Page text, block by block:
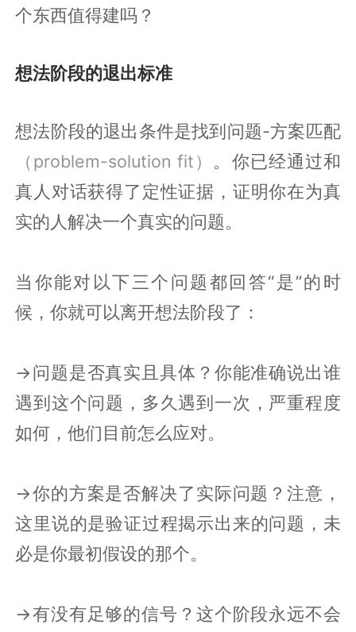
个东西值得建吗？
想法阶段的退出标准
想法阶段的退出条件是找到问题-方案匹配
（problem-solution fit） 。你已经通过和
真人对话获得了定性证据，证明你在为真
实的人解决一个真实的问题。
当你能对以下三个问题都回答“是”的时
候，你就可以离开想法阶段了：
→问题是否真实且具体？你能准确说出谁
遇到这个问题，多久遇到一次，严重程度
如何，他们目前怎么应对。
→你的方案是否解决了实际问题？注意，
这里说的是验证过程揭示出来的问题，未
必是你最初假设的那个。
→有没有足够的信号？这个阶段永远不会